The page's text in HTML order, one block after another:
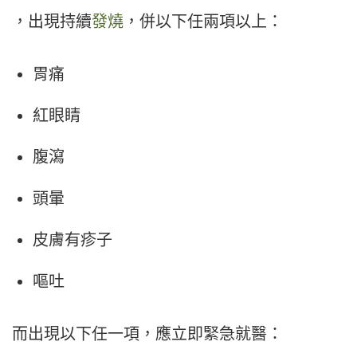
，出現持續發燒 ，併以下任兩項以上：
胃痛
紅眼睛
腹瀉
頭暈
皮膚有疹子
嘔吐
而出現以下任一項，應立即緊急就醫：